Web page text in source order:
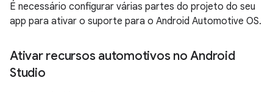
É necessário configurar várias partes do projeto do seu
app para ativar o suporte para o Android Automotive OS.
Ativar recursos automotivos no Android
Studio